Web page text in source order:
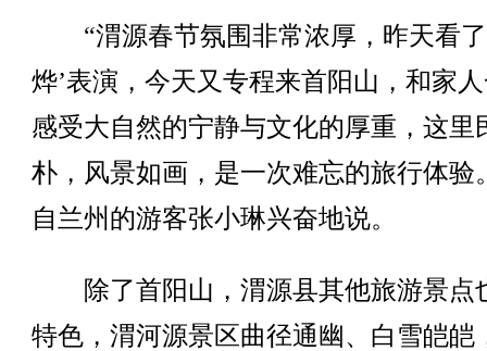
“渭源春节氛围非常浓厚，昨天看了
烨’表演，今天又专程来首阳山，和家
感受大自然的宁静与文化的厚重，这里
朴，风景如画，是一次难忘的旅行体验
自兰州的游客张小琳兴奋地说。
除了首阳山，渭源县其他旅游景点
特色，渭河源景区曲径通幽、白雪皑皑